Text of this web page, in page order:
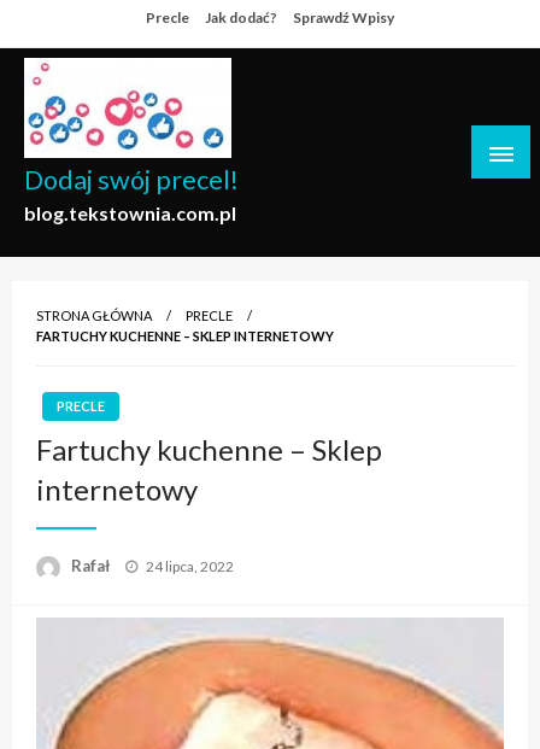
to
content
Precle Jak dodać? Sprawdź Wpisy
Dodaj swój precel!
blog.tekstownia.com.pl
STRONA GŁÓWNA
PRECLE
FARTUCHY KUCHENNE – SKLEP INTERNETOWY
PRECLE
Fartuchy kuchenne – Sklep
internetowy
Rafał
Opublikowane
24 lipca, 2022